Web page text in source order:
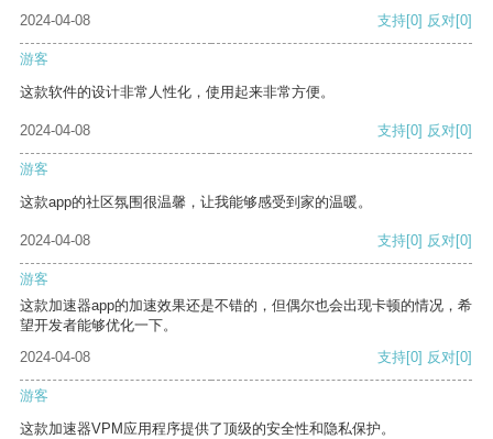
2024-04-08 支持[0] 反对[0]
游客
这款软件的设计非常人性化，使用起来非常方便。
2024-04-08 支持[0] 反对[0]
游客
这款app的社区氛围很温馨，让我能够感受到家的温暖。
2024-04-08 支持[0] 反对[0]
游客
这款加速器app的加速效果还是不错的，但偶尔也会出现卡顿的情况，希
望开发者能够优化一下。
2024-04-08
支持[0] 反对[0]
游客
这款加速器VPM应用程序提供了顶级的安全性和隐私保护。